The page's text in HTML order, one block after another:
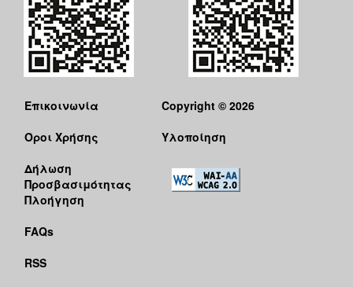
Επικοινωνία
Όροι Χρήσης
Δήλωση
Προσβασιμότητας
Πλοήγηση
FAQs
RSS
Copyright © 2026
Υλοποίηση